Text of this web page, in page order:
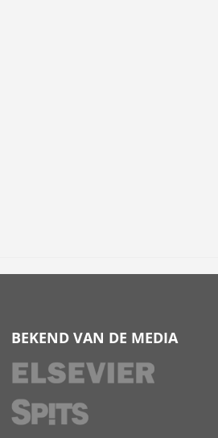
BEKEND VAN DE MEDIA